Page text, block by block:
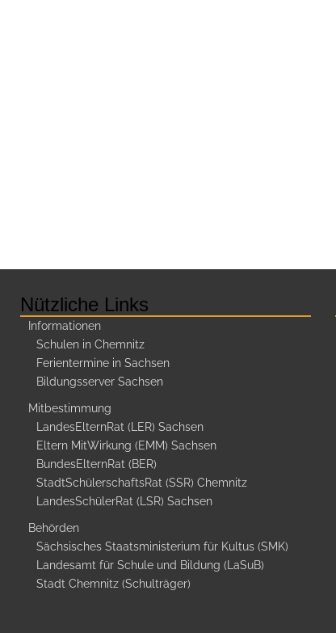
Nützliche Links
Informationen
Schulen in Chemnitz
Ferientermine in Sachsen
Bildungsserver Sachsen
Mitbestimmung
LandesElternRat (LER) Sachsen
Eltern MitWirkung (EMM) Sachsen
BundesElternRat (BER)
StadtSchülerschaftsRat (SSR) Chemnitz
LandesSchülerRat (LSR) Sachsen
Behörden
Sächsisches Staatsministerium für Kultus (SMK)
Landesamt für Schule und Bildung (LaSuB)
Stadt Chemnitz (Schulträger)